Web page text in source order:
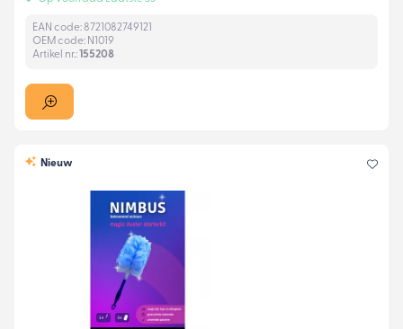
EAN code: 8721082749121
OEM code: N1019
Artikel nr.:155208
Nieuw